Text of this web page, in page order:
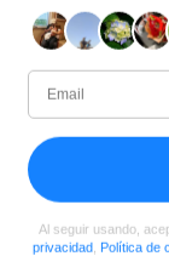
Autor:
05/
Al seguir usando,
privacidad, Política de